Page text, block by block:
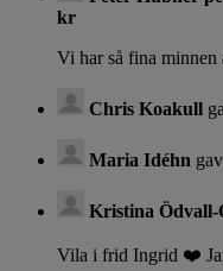
kr
Vi har så fina minnen
Chris Koakull
Maria Idéhn gav
Kristina Ödvall-
Vila i frid Ingrid ❤️